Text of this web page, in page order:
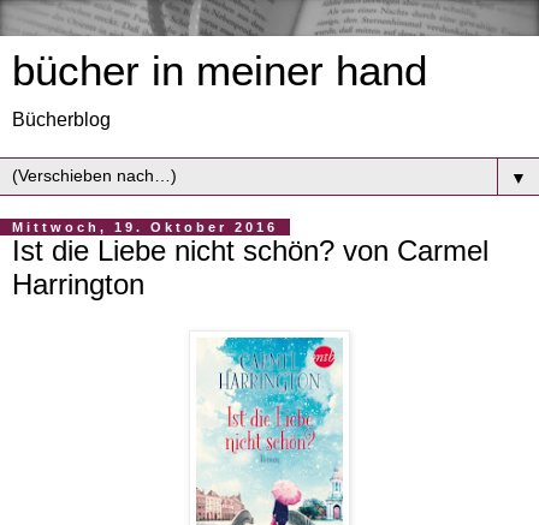
bücher in meiner hand
Bücherblog
▼
Mittwoch, 19. Oktober 2016
Ist die Liebe nicht schön? von Carmel
Harrington